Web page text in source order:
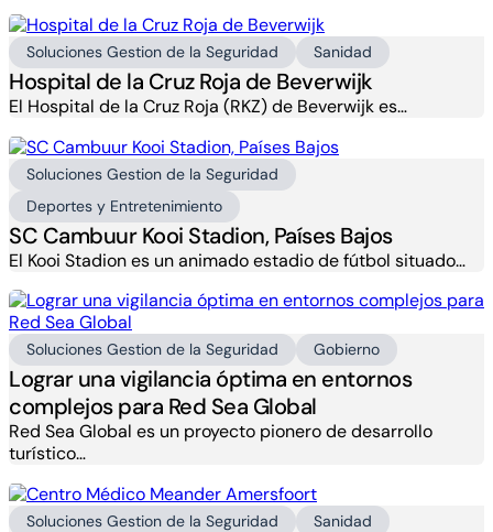
Soluciones Gestion de la Seguridad Sanidad
Hospital de la Cruz Roja de Beverwijk
El Hospital de la Cruz Roja (RKZ) de Beverwijk es…
Soluciones Gestion de la Seguridad
Deportes y Entretenimiento
SC Cambuur Kooi Stadion, Países Bajos
El Kooi Stadion es un animado estadio de fútbol situado…
Soluciones Gestion de la Seguridad Gobierno
Lograr una vigilancia óptima en entornos
complejos para Red Sea Global
Red Sea Global es un proyecto pionero de desarrollo
turístico…
Soluciones Gestion de la Seguridad Sanidad